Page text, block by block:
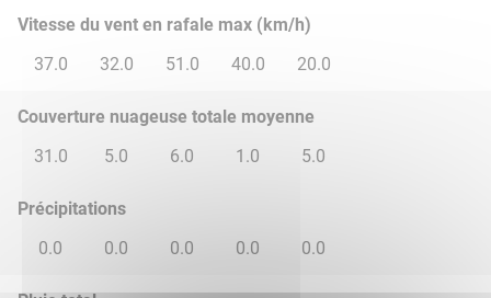
Vitesse du vent en rafale max (km/h)
37.0
32.0 51.0 40.0 20.0
Couverture nuageuse totale moyenne
31.0
5.0 6.0 1.0 5.0
Précipitations
0.0
0.0 0.0 0.0 0.0